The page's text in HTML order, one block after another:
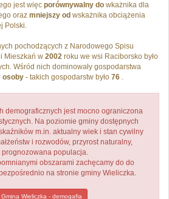
jest więc porównywalny do wkażnika dla
oraz mniejszy od wskażnika obciążenia
Polski.
pochodzących z Narodowego Spisu
Mieszkań w 2002 roku we wsi Raciborsko było
Wśród nich dominowały gospodarstwa
osoby - takich gospodarstw było 76 .
demograficznych jest mocno ograniczona
Na poziomie gminy dostępnych
m.in. aktualny wiek i stan cywilny
i rozwodów, przyrost naturalny,
populacja.
obszarami zachęcamy do do
na stronie gminy Wieliczka.
Wieliczka - demogafia